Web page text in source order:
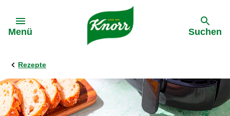
Menü Suchen
Rezepte